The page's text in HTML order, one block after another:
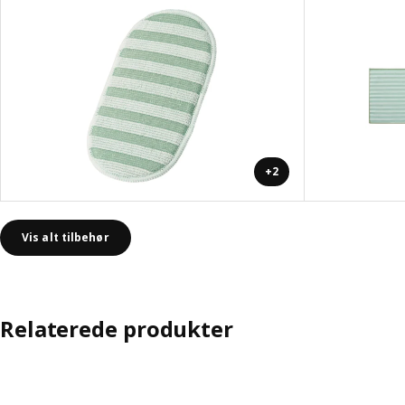
+2
Vis alt tilbehør
Relaterede produkter